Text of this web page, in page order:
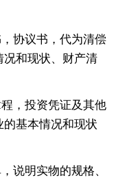
协议书，代为清偿
和现状、财产清
，投资凭证及其他
基本情况和现状
说明实物的规格、